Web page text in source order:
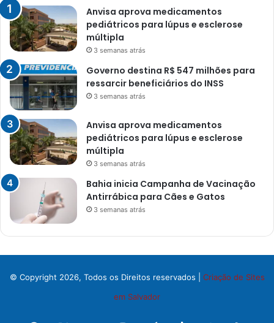
Anvisa aprova medicamentos
pediátricos para lúpus e esclerose
múltipla
3 semanas atrás
Governo destina R$ 547 milhões para
ressarcir beneficiários do INSS
3 semanas atrás
Anvisa aprova medicamentos
pediátricos para lúpus e esclerose
múltipla
3 semanas atrás
Bahia inicia Campanha de Vacinação
Antirrábica para Cães e Gatos
3 semanas atrás
© Copyright 2026, Todos os Direitos reservados | Criação de Sites
em Salvador